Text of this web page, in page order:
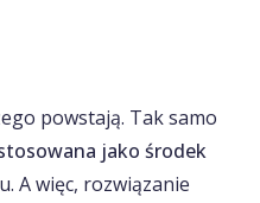
powstają. Tak samo
jako środek
A więc, rozwiązanie